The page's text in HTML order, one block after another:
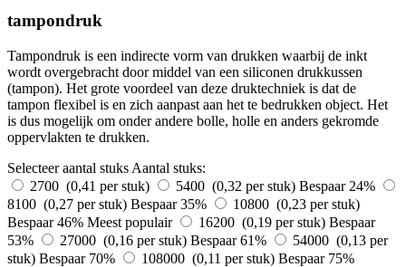
tampondruk
Tampondruk is een indirecte vorm van drukken waarbij de inkt
wordt overgebracht door middel van een siliconen drukkussen
(tampon). Het grote voordeel van deze druktechniek is dat de
tampon flexibel is en zich aanpast aan het te bedrukken object. Het
is dus mogelijk om onder andere bolle, holle en anders gekromde
oppervlakten te drukken.
Selecteer aantal stuks Aantal stuks:
2700 (0,41 per stuk)
5400 (0,32 per stuk) Bespaar 24%
8100 (0,27 per stuk) Bespaar 35%
10800 (0,23 per stuk)
Bespaar 46% Meest populair 16200 (0,19 per stuk) Bespaar
53%
27000 (0,16 per stuk) Bespaar 61%
54000 (0,13 per
stuk) Bespaar 70% 108000 (0,11 per stuk) Bespaar 75%